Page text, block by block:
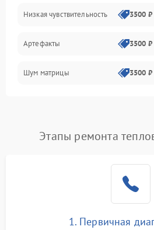
Измерения
Матрица
Проблемы питания
Сбои коммуникаций и
Экран (дисплей)
Низкая чувствительность 3500 ₽
Артефакты 3500 ₽
Шум матрицы 3500 ₽
Этапы ремонта
1. Первичная